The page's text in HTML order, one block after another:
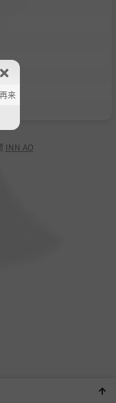
INN AO
来